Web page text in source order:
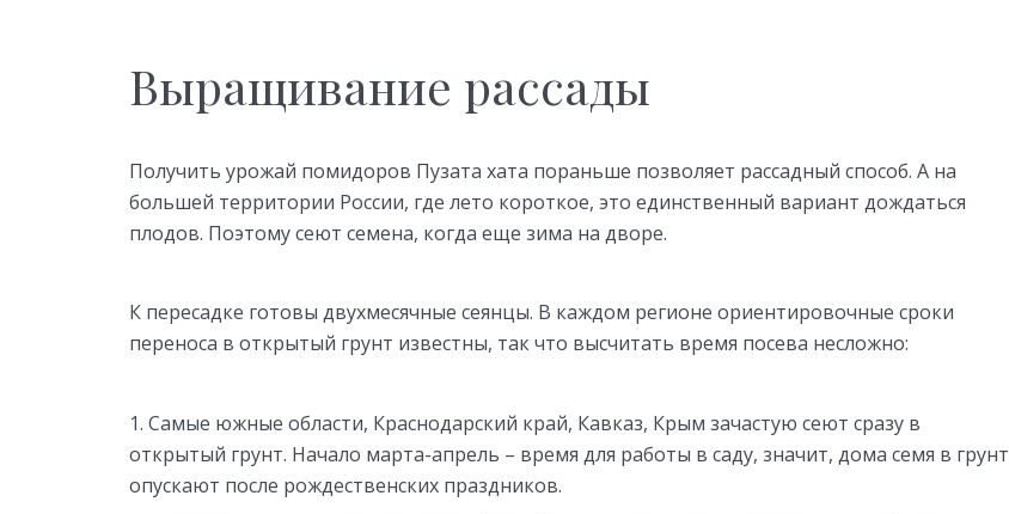
Выращивание рассады
Получить урожай помидоров Пузата хата пораньше позволяет рассадный способ. А на
большей территории России, где лето короткое, это единственный вариант дождаться
плодов. Поэтому сеют семена, когда еще зима на дворе.
К пересадке готовы двухмесячные сеянцы. В каждом регионе ориентировочные сроки
переноса в открытый грунт известны, так что высчитать время посева несложно:
Самые южные области, Краснодарский край, Кавказ, Крым зачастую сеют сразу в
открытый грунт. Начало марта-апрель – время для работы в саду, значит, дома семя в грунт
опускают после рождественских праздников.